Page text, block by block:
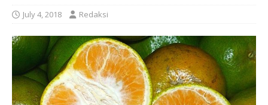
July 4, 2018 Redaksi